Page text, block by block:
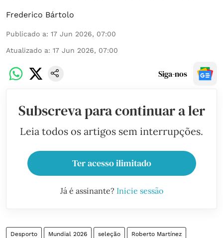
Frederico Bártolo
Publicado a: 17 Jun 2026, 07:00
Atualizado a: 17 Jun 2026, 07:00
Siga-nos
Subscreva para continuar a ler
Leia todos os artigos sem interrupções.
Ter acesso ilimitado
Já é assinante? Inicie sessão
Desporto Mundial 2026 seleção Roberto Martínez